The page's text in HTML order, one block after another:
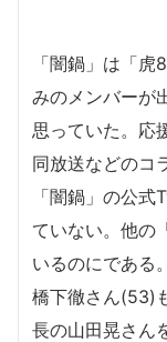
「闇鍋」は「
みのメンバーが
思っていた。応
同放送などのコ
「闇鍋」の公
ていない。他の
いるのにである
橋下徹さん(53)
長の山田晃さん